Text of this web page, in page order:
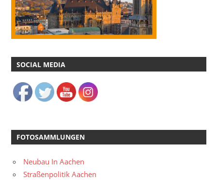
SOCIAL MEDIA
FOTOSAMMLUNGEN
Neubau In Aachen
Straßenpolitik Aachen